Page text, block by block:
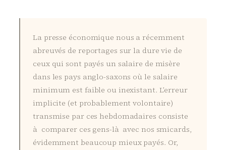
La presse économique nous a récemment
abreuvés de reportages sur la dure vie de
ceux qui sont payés un salaire de misère
dans les pays anglo-saxons où le salaire
minimum est faible ou inexistant. L’erreur
implicite (et probablement volontaire)
transmise par ces hebdomadaires consiste
à comparer ces gens-là avec nos smicards,
évidemment beaucoup mieux payés. Or,